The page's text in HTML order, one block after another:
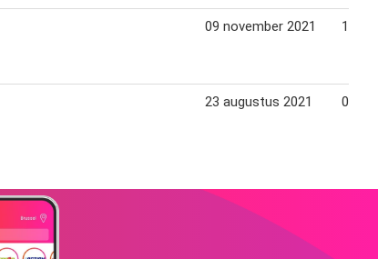
09 november 2021 16
23 augustus 2021 04